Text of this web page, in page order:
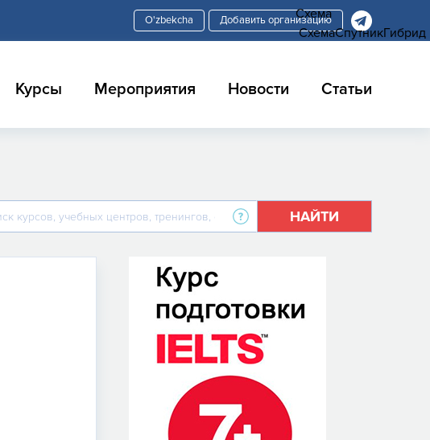
Добавить организацию
Курсы Мероприятия Новости Статьи
НАЙТИ
Схема
СхемаСпутникГибрид